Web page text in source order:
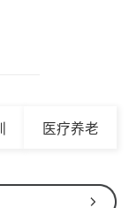
医疗养老